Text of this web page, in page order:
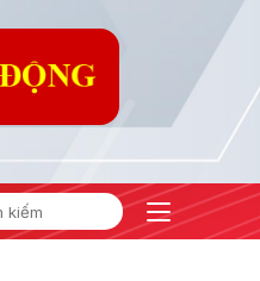
#Bảo vệ nền tảng tư tưởng